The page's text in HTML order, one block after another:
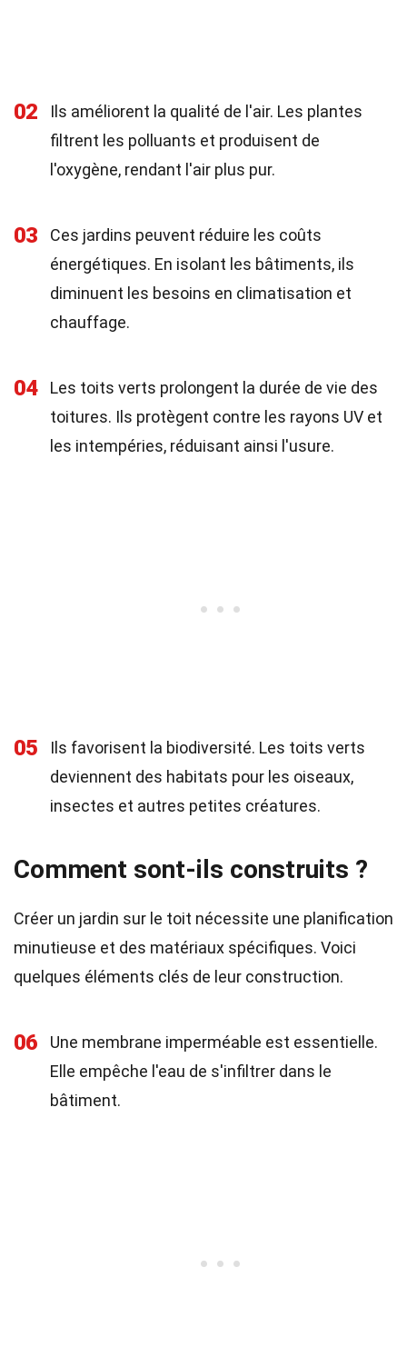
02
Ils améliorent la qualité de l'air. Les plantes
filtrent les polluants et produisent de
l'oxygène, rendant l'air plus pur.
03
Ces jardins peuvent réduire les coûts
énergétiques. En isolant les bâtiments, ils
diminuent les besoins en climatisation et
chauffage.
04
Les toits verts prolongent la durée de vie des
toitures. Ils protègent contre les rayons UV et
les intempéries, réduisant ainsi l'usure.
05
Ils favorisent la biodiversité. Les toits verts
deviennent des habitats pour les oiseaux,
insectes et autres petites créatures.
Comment sont-ils construits ?
Créer un jardin sur le toit nécessite une planification
minutieuse et des matériaux spécifiques. Voici
quelques éléments clés de leur construction.
06
Une membrane imperméable est essentielle.
Elle empêche l'eau de s'infiltrer dans le
bâtiment.